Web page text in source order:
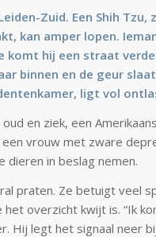
Zuid. Een Shih Tzu,
kan amper lopen.
komt hij een straat
binnen en de geur
ligt vol
en ziek, een
vrouw met zware
dieren in beslag nemen.
praten. Ze betuigt veel
overzicht kwijt is. “Ik
Hij legt het signaal neer